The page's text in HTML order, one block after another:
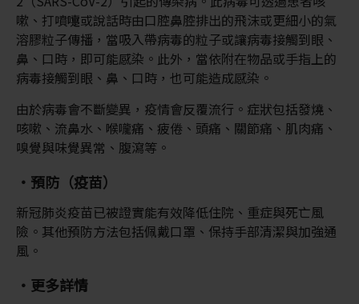
嗽、打噴嚏或說話時由口腔鼻腔排出的飛沫或更細小的氣
溶膠粒子傳播，當吸入帶病毒的粒子或讓病毒接觸到眼、
鼻、口時，即可能感染。此外，當依附在物品或手指上的
病毒接觸到眼、鼻、口時，也可能造成感染。
由於病毒會不斷變異，疫情會反覆流行。症狀包括發燒、
咳嗽、流鼻水、喉嚨痛、疲倦、頭痛、關節痛、肌肉痛、
嗅覺與味覺異常、腹瀉等。
・預防（疫苗）
新冠肺炎疫苗已被證實能有效降低住院、重症與死亡風
險。其他預防方法包括佩戴口罩、保持手部清潔與加強通
風。
・更多詳情